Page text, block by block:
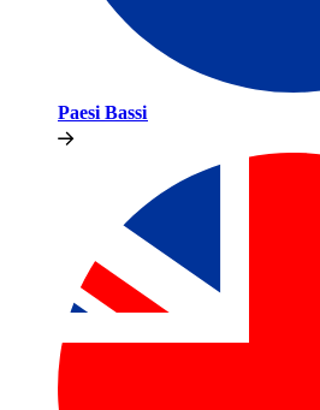
Paesi Bassi​​